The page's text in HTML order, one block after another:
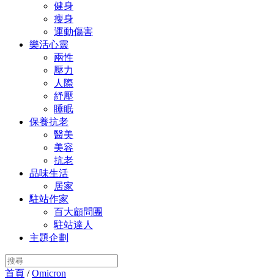
健身
瘦身
運動傷害
樂活心靈
兩性
壓力
人際
紓壓
睡眠
保養抗老
醫美
美容
抗老
品味生活
居家
駐站作家
百大顧問團
駐站達人
主題企劃
首頁 /Omicron